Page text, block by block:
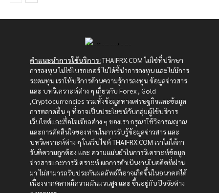
คำแนะนำการใช้บริการ:THAIFRX.COM ไม่ใช่ที่ปรึกษา
การลงทุน ไม่ใช่โบรกเกอร์ ไม่ได้ชี้นำการลงทุน และไม่มีการ
ระดมทุน เราให้บริการด้านความรู้การลงทุน ข้อมูลข่าวสาร
และ บทวิเคราะห์ต่าง ๆ เกี่ยวกับ Forex , Gold
,Cryptocurrencies รวมทั้งข้อมูลทางเศรษฐกิจและข้อมูล
การตลาดอื่น ๆ ที่อาจเป็นประโยชน์กับกลุ่มผู้ใช้บริการ
เว็บไซต์และสื่อโซเซียลต่าง ๆ ของเรา กรุณาใช้วิจารณญาณ
และการตัดสินใจของท่านในการรับรู้ข้อมูลข่าวสาร และ
บทวิเคราะห์ต่าง ๆ ในเว็บไซต์ THAIFRX.COM เราไม่ได้กา
รันตีความถูกต้อง และ ความแม่นยำในการวิเคราะห์ข้อมูล
ข่าวสารและการวิเคราะห์ ผลการดำเนินงานในอดีตที่ผ่าน
มา ไม่สามารถรับประกันผลลัพธ์ที่อาจเกิดขึ้นในอนาคตได้
เนื่องจากตลาดมีความผันผวนสูง และ ขึ้นอยู่กับปัจจัยต่าง